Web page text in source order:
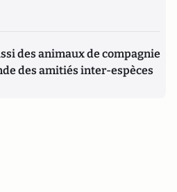
des animaux de compagnie
des amitiés inter-espèces